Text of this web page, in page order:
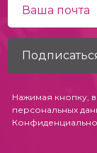
Нажимая кнопку,
персональных